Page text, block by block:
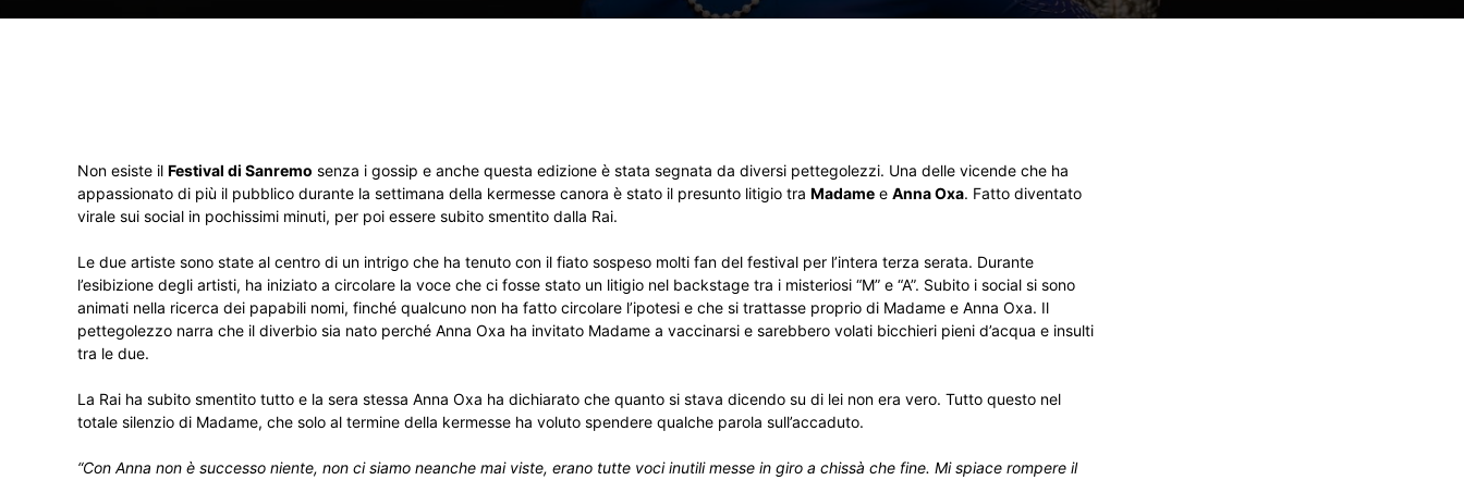
Non esiste il Festival di Sanremo senza i gossip e anche questa edizione è stata segnata da diversi pettegolezzi. Una delle vicende che ha
appassionato di più il pubblico durante la settimana della kermesse canora è stato il presunto litigio tra Madame e Anna Oxa. Fatto diventato
virale sui social in pochissimi minuti, per poi essere subito smentito dalla Rai.
Le due artiste sono state al centro di un intrigo che ha tenuto con il fiato sospeso molti fan del festival per l’intera terza serata. Durante
l’esibizione degli artisti, ha iniziato a circolare la voce che ci fosse stato un litigio nel backstage tra i misteriosi “M” e “A”. Subito i social si sono
animati nella ricerca dei papabili nomi, finché qualcuno non ha fatto circolare l’ipotesi e che si trattasse proprio di Madame e Anna Oxa. Il
pettegolezzo narra che il diverbio sia nato perché Anna Oxa ha invitato Madame a vaccinarsi e sarebbero volati bicchieri pieni d’acqua e insulti
tra le due.
La Rai ha subito smentito tutto e la sera stessa Anna Oxa ha dichiarato che quanto si stava dicendo su di lei non era vero. Tutto questo nel
totale silenzio di Madame, che solo al termine della kermesse ha voluto spendere qualche parola sull’accaduto.
“Con Anna non è successo niente, non ci siamo neanche mai viste, erano tutte voci inutili messe in giro a chissà che fine. Mi spiace rompere il